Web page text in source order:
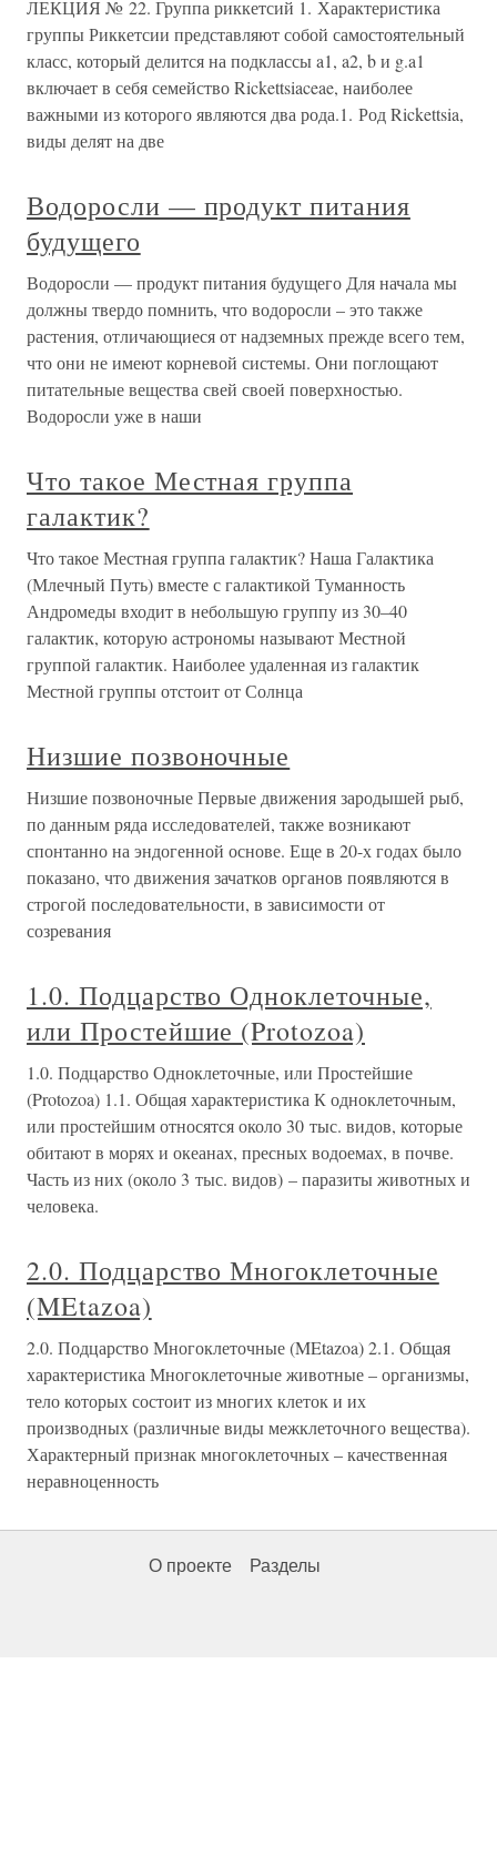
ЛЕКЦИЯ № 22. Группа риккетсий 1. Характеристика
группы Риккетсии представляют собой самостоятельный
класс, который делится на подклассы a1, a2, b и g.a1
включает в себя семейство Rickettsiaceae, наиболее
важными из которого являются два рода.1. Род Rickettsia,
виды делят на две
Водоросли — продукт питания
будущего
Водоросли — продукт питания будущего Для начала мы
должны твердо помнить, что водоросли – это также
растения, отличающиеся от надземных прежде всего тем,
что они не имеют корневой системы. Они поглощают
питательные вещества свей своей поверхностью.
Водоросли уже в наши
Что такое Местная группа
галактик?
Что такое Местная группа галактик? Наша Галактика
(Млечный Путь) вместе с галактикой Туманность
Андромеды входит в небольшую группу из 30–40
галактик, которую астрономы называют Местной
группой галактик. Наиболее удаленная из галактик
Местной группы отстоит от Солнца
Низшие позвоночные
Низшие позвоночные Первые движения зародышей рыб,
по данным ряда исследователей, также возникают
спонтанно на эндогенной основе. Еще в 20-х годах было
показано, что движения зачатков органов появляются в
строгой последовательности, в зависимости от
созревания
1.0. Подцарство Одноклеточные,
или Простейшие (Protozoa)
1.0. Подцарство Одноклеточные, или Простейшие
(Protozoa) 1.1. Общая характеристика К одноклеточным,
или простейшим относятся около 30 тыс. видов, которые
обитают в морях и океанах, пресных водоемах, в почве.
Часть из них (около 3 тыс. видов) – паразиты животных и
человека.
2.0. Подцарство Многоклеточные
(MEtazoa)
2.0. Подцарство Многоклеточные (MEtazoa) 2.1. Общая
характеристика Многоклеточные животные – организмы,
тело которых состоит из многих клеток и их
производных (различные виды межклеточного вещества).
Характерный признак многоклеточных – качественная
неравноценность
О проекте Разделы